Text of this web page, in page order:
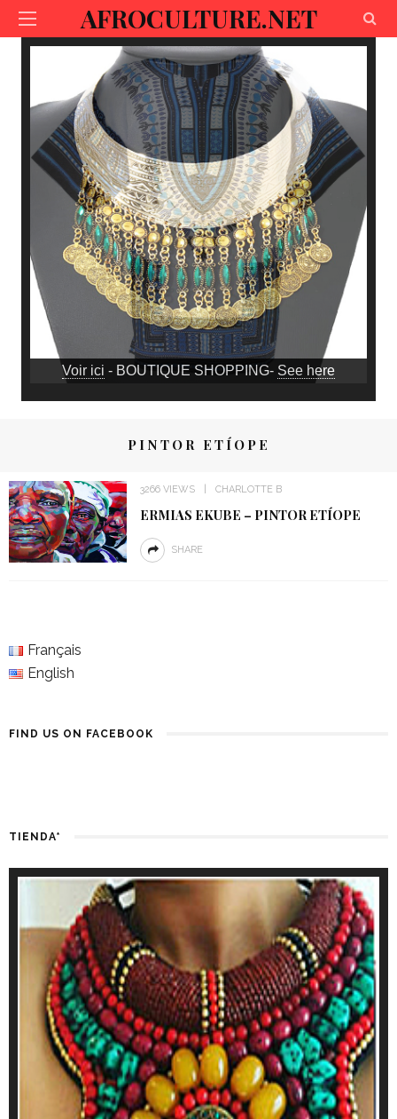
AFROCULTURE.NET
Voir ici - BOUTIQUE SHOPPING- See here
PINTOR ETÍOPE
3266 VIEWS CHARLOTTE B
ERMIAS EKUBE – PINTOR ETÍOPE
SHARE
Français
English
FIND US ON FACEBOOK
TIENDA*